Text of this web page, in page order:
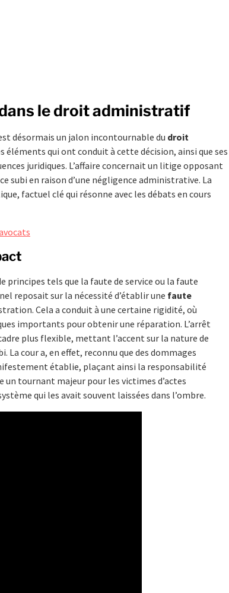
le droit administratif
désormais un jalon incontournable du droit
éléments qui ont conduit à cette décision, ainsi que ses
juridiques. L’affaire concernait un litige opposant
en raison d’une négligence administrative. La
factuel clé qui résonne avec les débats en cours
principes tels que la faute de service ou la faute
reposait sur la nécessité d’établir une faute
Cela a conduit à une certaine rigidité, où
importants pour obtenir une réparation. L’arrêt
plus flexible, mettant l’accent sur la nature de
cour a, en effet, reconnu que des dommages
établie, plaçant ainsi la responsabilité
un tournant majeur pour les victimes d’actes
qui les avait souvent laissées dans l’ombre.